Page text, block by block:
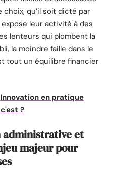
choix, qu’il soit dicté par
expose leur activité à des
lenteurs qui plombent la
la moindre faille dans le
tout un équilibre financier
Innovation en pratique
?
administrative et
majeur pour